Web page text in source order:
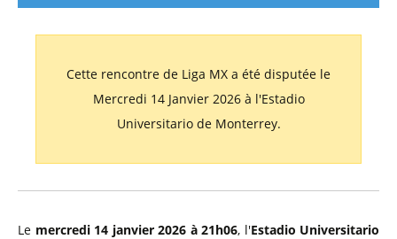
Cette rencontre de Liga MX a été disputée le
Mercredi 14 Janvier 2026 à l'Estadio
Universitario de Monterrey.
Le mercredi 14 janvier 2026 à 21h06, l'Estadio Universitario